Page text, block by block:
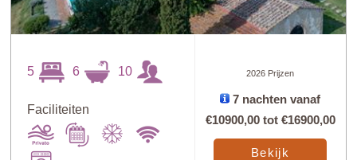
5 6 10
Faciliteiten
2026 Prijzen
7 nachten vanaf
€10900,00tot €16900,00
Bekijk